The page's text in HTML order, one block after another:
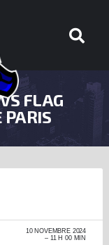
FLAG
PARIS
10 NOVEMBRE 2024
11 H 00 MIN